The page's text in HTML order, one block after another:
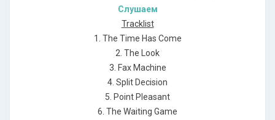
Слушаем
Tracklist
1. The Time Has Come
2. The Look
3. Fax Machine
4. Split Decision
5. Point Pleasant
6. The Waiting Game